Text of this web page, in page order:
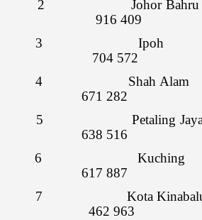
2 Johor
916 409
3 Ipoh
704 572
4 Shah Alam
671 282
5 Petaling Jaya
638 516
6 Kuching
617 887
7 Kota
462 963
BBQ